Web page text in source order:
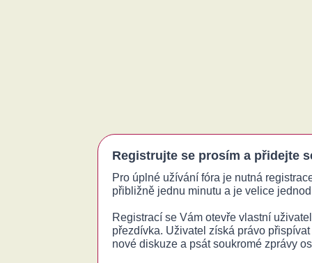
Registrujte se prosím a přidejte
Pro úplné užívání fóra je nutná
přibližně jednu minutu a je velice
Registrací se Vám otevře vlastní
přezdívka. Uživatel získá právo
nové diskuze a psát soukromé zprávy